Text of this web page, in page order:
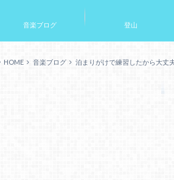
音楽ブログ 登山
HOME 音楽ブログ 泊まりがけで練習したから大丈